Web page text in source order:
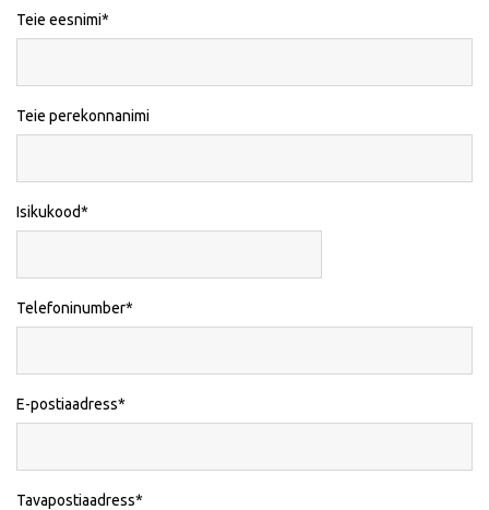
Teie eesnimi
Teie perekonnanimi
Isikukood
Telefoninumber
E-postiaadress
Tavapostiaadress